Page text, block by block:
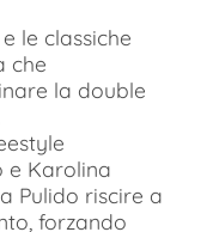
le classiche
che
la double
e Karolina
Pulido riscire a
forzando